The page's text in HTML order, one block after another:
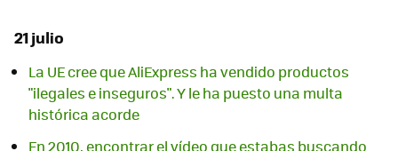
21 julio
La UE cree que AliExpress ha vendido productos
"ilegales e inseguros". Y le ha puesto una multa
histórica acorde
En 2010, encontrar el vídeo que estabas buscando